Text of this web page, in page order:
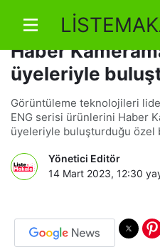
Canon, ENG
Haber
üyeleriyle
Görüntüleme teknolojileri
ENG serisi ürünlerini Haber
üyeleriyle buluşturduğu özel
Yönetici Editör
14 Mart 2023, 12:30